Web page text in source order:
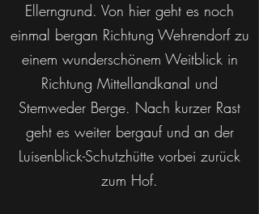
Ellerngrund. Von hier geht es noch
einmal bergan Richtung Wehrendorf zu
einem wunderschönem Weitblick in
Richtung Mittellandkanal und
Stemweder Berge. Nach kurzer Rast
geht es weiter bergauf und an der
Luisenblick-Schutzhütte vorbei zurück
zum Hof.